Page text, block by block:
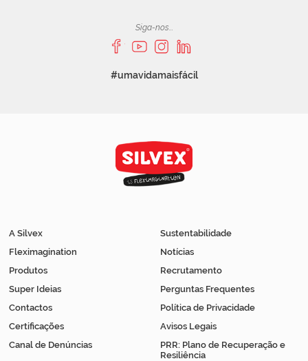
Siga-nos...
#umavidamaisfácil
A Silvex
Fleximagination
Produtos
Super Ideias
Contactos
Certificações
Canal de Denúncias
Sustentabilidade
Notícias
Recrutamento
Perguntas Frequentes
Política de Privacidade
Avisos Legais
PRR: Plano de Recuperação e
Resiliência